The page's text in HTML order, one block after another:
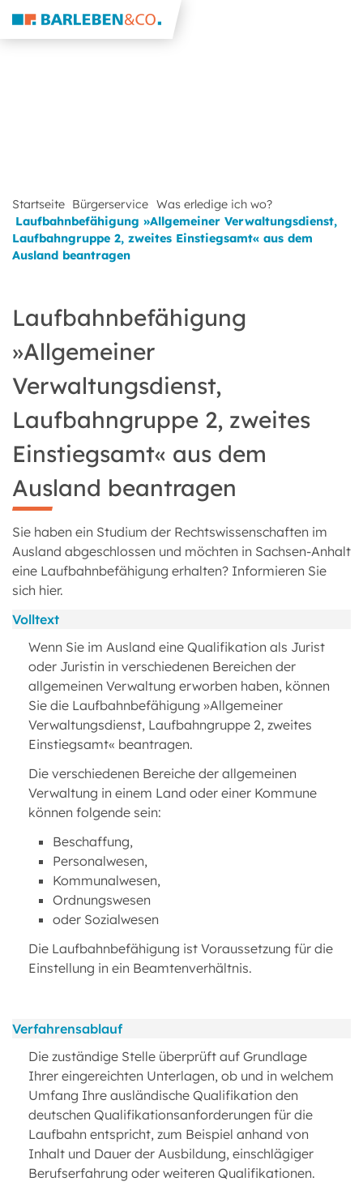
Startseite Bürgerservice Was erledige ich wo?
Laufbahnbefähigung »Allgemeiner Verwaltungsdienst,
Laufbahngruppe 2, zweites Einstiegsamt« aus dem
Ausland beantragen
Laufbahnbefähigung
»Allgemeiner
Verwaltungsdienst,
Laufbahngruppe 2, zweites
Einstiegsamt« aus dem
Ausland beantragen
Sie haben ein Studium der Rechtswissenschaften im
Ausland abgeschlossen und möchten in Sachsen-Anhalt
eine Laufbahnbefähigung erhalten? Informieren Sie
sich hier.
Volltext
Wenn Sie im Ausland eine Qualifikation als Jurist
oder Juristin in verschiedenen Bereichen der
allgemeinen Verwaltung erworben haben, können
Sie die Laufbahnbefähigung »Allgemeiner
Verwaltungsdienst, Laufbahngruppe 2, zweites
Einstiegsamt« beantragen.
Die verschiedenen Bereiche der allgemeinen
Verwaltung in einem Land oder einer Kommune
können folgende sein:
Beschaffung,
Personalwesen,
Kommunalwesen,
Ordnungswesen
oder Sozialwesen
Die Laufbahnbefähigung ist Voraussetzung für die
Einstellung in ein Beamtenverhältnis.
Verfahrensablauf
Die zuständige Stelle überprüft auf Grundlage
Ihrer eingereichten Unterlagen, ob und in welchem
Umfang Ihre ausländische Qualifikation den
deutschen Qualifikationsanforderungen für die
Laufbahn entspricht, zum Beispiel anhand von
Inhalt und Dauer der Ausbildung, einschlägiger
Berufserfahrung oder weiteren Qualifikationen.